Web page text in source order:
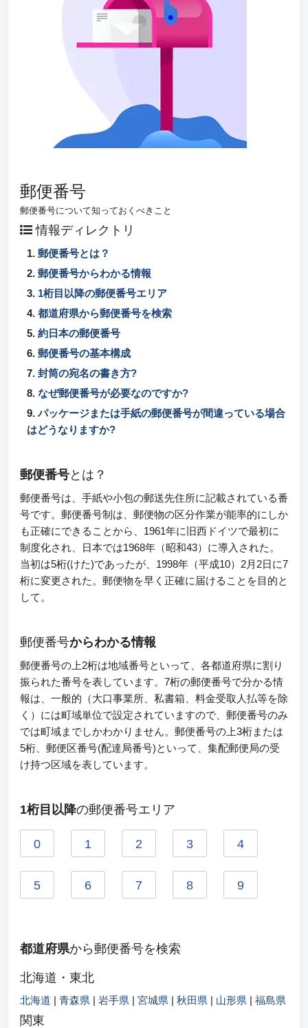
郵便番号
郵便番号について知っておくべきこと
情報ディレクトリ
1. 郵便番号とは？
2. 郵便番号からわかる情報
3. 1桁目以降の郵便番号エリア
4. 都道府県から郵便番号を検索
5. 約日本の郵便番号
6. 郵便番号の基本構成
7. 封筒の宛名の書き方?
8. なぜ郵便番号が必要なのですか?
9. パッケージまたは手紙の郵便番号が間違っている場合
はどうなりますか?
郵便番号とは？
郵便番号は、手紙や小包の郵送先住所に記載されている番
号です。郵便番号制は、郵便物の区分作業が能率的にしか
も正確にできることから、1961年に旧西ドイツで最初に
制度化され、日本では1968年（昭和43）に導入された。
当初は5桁(けた)であったが、1998年（平成10）2月2日に7
桁に変更された。郵便物を早く正確に届けることを目的と
して。
郵便番号からわかる情報
郵便番号の上2桁は地域番号といって、各都道府県に割り
振られた番号を表しています。7桁の郵便番号で分かる情
報は、一般的（大口事業所、私書箱、料金受取人払等を除
く）には町域単位で設定されていますので、郵便番号のみ
では町域までしかわかりません。郵便番号の上3桁または
5桁、郵便区番号(配達局番号)といって、集配郵便局の受
け持つ区域を表しています。
1桁目以降の郵便番号エリア
0 1 2 3 4
5 6 7 8 9
都道府県から郵便番号を検索
北海道・東北
北海道 | 青森県 | 岩手県 | 宮城県 | 秋田県 | 山形県 | 福島県
関東